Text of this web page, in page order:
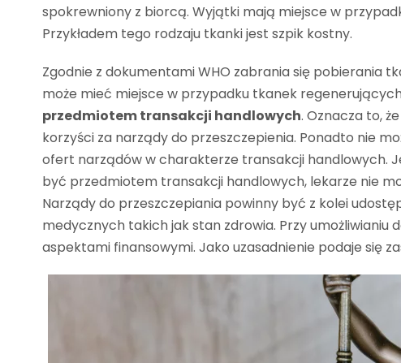
spokrewniony z biorcą. Wyjątki mają miejsce w
Przykładem tego rodzaju tkanki jest szpik kostny.
Zgodnie z dokumentami WHO zabrania się pobierania
może mieć miejsce w przypadku tkanek
przedmiotem transakcji handlowych. Oznacza to,
korzyści za narządy do przeszczepienia. Ponadto nie
ofert narządów w charakterze transakcji handlowych.
być przedmiotem transakcji handlowych, lekarze nie
Narządy do przeszczepiania powinny być z kolei
medycznych takich jak stan zdrowia. Przy umożliwianiu
aspektami finansowymi. Jako uzasadnienie podaje się